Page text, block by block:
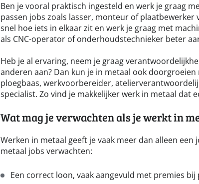
Ben je vooral praktisch ingesteld en werk je graag
passen jobs zoals lasser, monteur of plaatbewerker
snel hoe iets in elkaar zit en werk je graag met
als CNC-operator of onderhoudstechnieker beter
Heb je al ervaring, neem je graag
anderen aan? Dan kun je in metaal ook doorgroeien
ploegbaas, werkvoorbereider,
specialist. Zo vind je makkelijker werk in metaal dat
Wat mag je verwachten als je werkt in
Werken in metaal geeft je vaak meer dan alleen een
metaal jobs verwachten:
Een correct loon, vaak aangevuld met premies bij